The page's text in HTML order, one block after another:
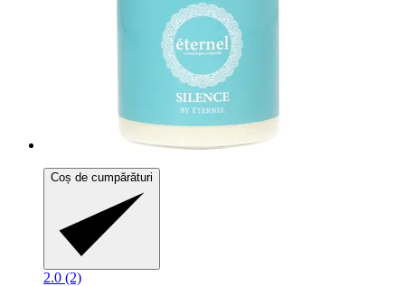
Coș de cumpărături
2.0 (2)